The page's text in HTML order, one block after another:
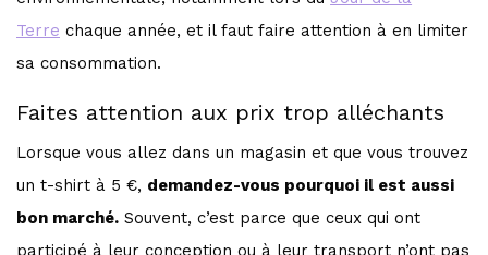
Terre chaque année, et il faut faire attention à en limiter
sa consommation.
Faites attention aux prix trop alléchants
Lorsque vous allez dans un magasin et que vous trouvez
un t-shirt à 5 €, demandez-vous pourquoi il est aussi
bon marché. Souvent, c’est parce que ceux qui ont
participé à leur conception ou à leur transport n’ont pas